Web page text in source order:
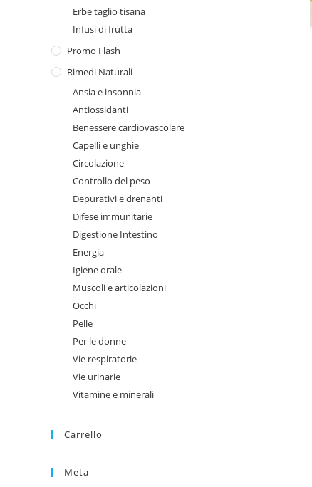
Erbe taglio tisana
Infusi di frutta
Promo Flash
Rimedi Naturali
Ansia e insonnia
Antiossidanti
Benessere cardiovascolare
Capelli e unghie
Circolazione
Controllo del peso
Depurativi e drenanti
Difese immunitarie
Digestione Intestino
Energia
Igiene orale
Muscoli e articolazioni
Occhi
Pelle
Per le donne
Vie respiratorie
Vie urinarie
Vitamine e minerali
Carrello
Meta